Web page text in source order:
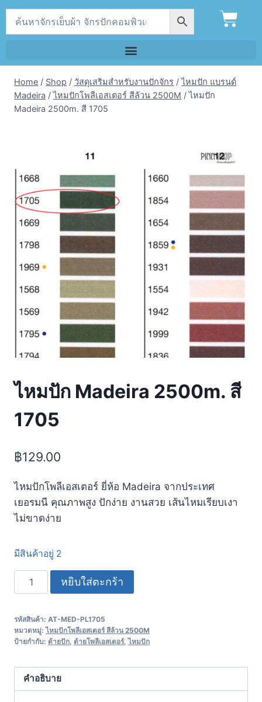
Home / Shop / วัสดุเสริมสำหรับงานปักจักร / ไหมปัก แบรนด์
Madeira / ไหมปักโพลีเอสเตอร์ สีล้วน 2500M / ไหมปัก
Madeira 2500m. สี 1705
ไหมปัก Madeira 2500m. สี
1705
฿129.00
ไหมปักโพลีเอสเตอร์ ยี่ห้อ Madeira จากประเทศ
เยอรมนี คุณภาพสูง ปักง่าย งานสวย เส้นไหมเรียบเงา
ไม่ขาดง่าย
มีสินค้าอยู่ 2
หยิบใส่ตะกร้า
รหัสสินค้า: AT-MED-PL1705
หมวดหมู่:ไหมปักโพลีเอสเตอร์ สีล้วน 2500M
ป้ายกำกับ: ด้ายปัก ด้ายโพลีเอสเตอร์,ไหมปัก
คำอธิบาย